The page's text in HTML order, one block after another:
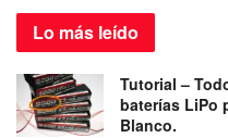
Lo más leído
Tutorial –
baterías LiPo
Blanco.